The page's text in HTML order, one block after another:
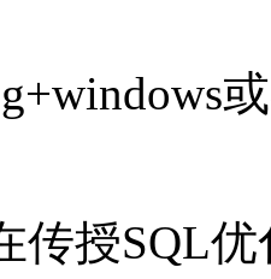
传授SQL